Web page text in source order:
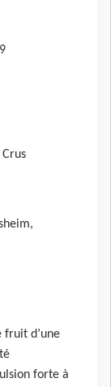
fruit d’une
forte à